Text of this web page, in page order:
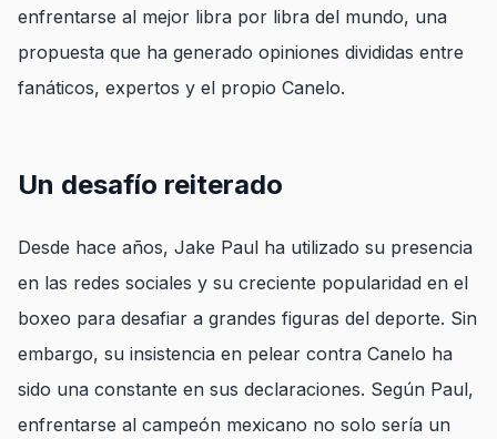
enfrentarse al mejor libra por libra del mundo, una
propuesta que ha generado opiniones divididas entre
fanáticos, expertos y el propio Canelo.
Un desafío reiterado
Desde hace años, Jake Paul ha utilizado su presencia
en las redes sociales y su creciente popularidad en el
boxeo para desafiar a grandes figuras del deporte. Sin
embargo, su insistencia en pelear contra Canelo ha
sido una constante en sus declaraciones. Según Paul,
enfrentarse al campeón mexicano no solo sería un